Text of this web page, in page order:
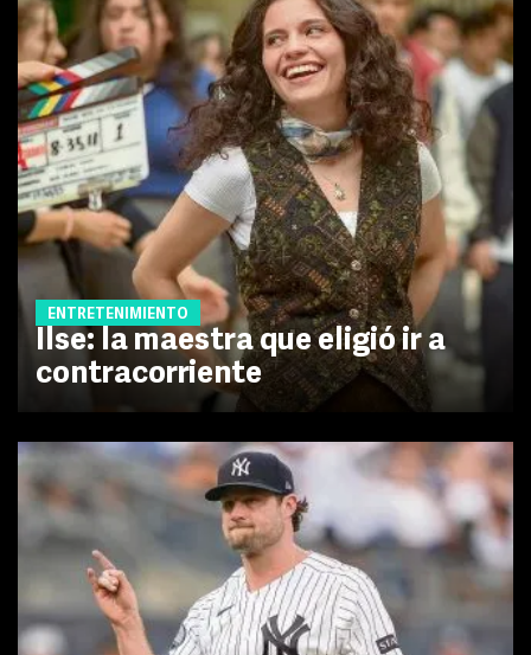
ENTRETENIMIENTO
Ilse: la maestra que eligió ir a
contracorriente